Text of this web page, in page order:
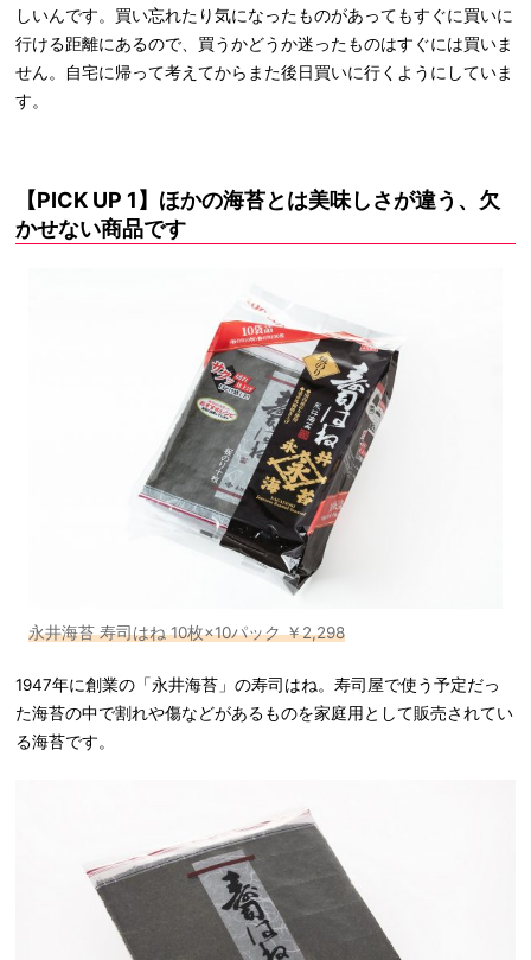
しいんです。買い忘れたり気になったものがあってもすぐに買いに
行ける距離にあるので、買うかどうか迷ったものはすぐには買いま
せん。自宅に帰って考えてからまた後日買いに行くようにしていま
す。
【PICK UP 1】ほかの海苔とは美味しさが違う、欠
かせない商品です
永井海苔 寿司はね 10枚×10パック ￥2,298
1947年に創業の「永井海苔」の寿司はね。寿司屋で使う予定だっ
た海苔の中で割れや傷などがあるものを家庭用として販売されてい
る海苔です。